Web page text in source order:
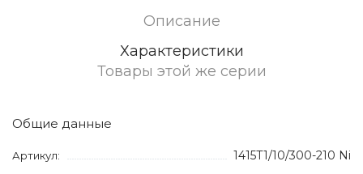
Описание
Характеристики
Товары этой же серии
Общие данные
Артикул: 1415T1/10/300-210 Ni